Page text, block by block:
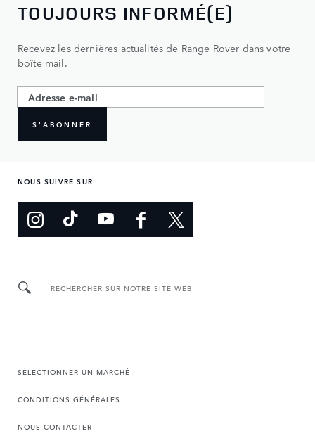
TOUJOURS INFORMÉ(E)
Recevez les dernières actualités de Range Rover dans votre
boîte mail.
S'ABONNER
NOUS SUIVRE SUR
RECHERCHER SUR NOTRE SITE WEB
SÉLECTIONNER UN MARCHÉ
CONDITIONS GÉNÉRALES
NOUS CONTACTER